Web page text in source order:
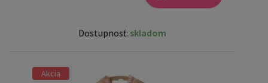
Dostupnosť: skladom
Akcia